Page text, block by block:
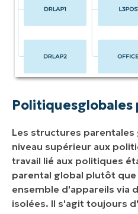
Politiquesglobales
Les structures
niveau supérieur aux
travail lié aux politiques
parental global plutôt
ensemble d'appareils via
isolées. Il s'agit toujours